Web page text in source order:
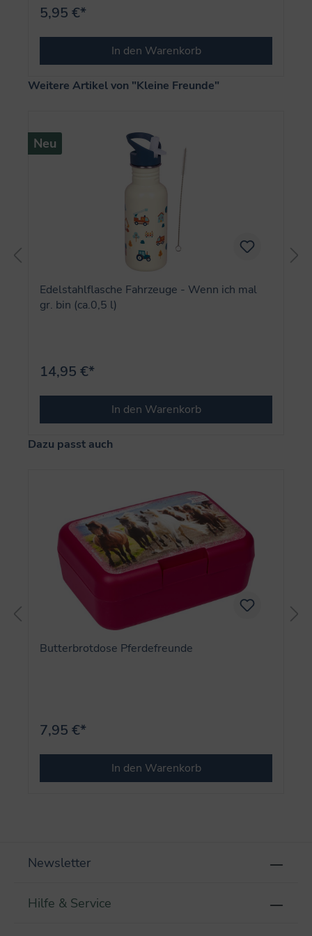
5,95 €*
In den Warenkorb
Produktgalerie überspringen
Weitere Artikel von "Kleine Freunde"
Neu
Edelstahlflasche Fahrzeuge - Wenn ich mal
gr. bin (ca.0,5 l)
14,95 €*
In den Warenkorb
Produktgalerie überspringen
Dazu passt auch
Butterbrotdose Pferdefreunde
7,95 €*
In den Warenkorb
Newsletter
Hilfe & Service